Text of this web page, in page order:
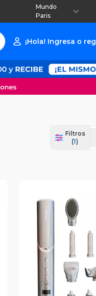
Mundo
Paris
¡Hola! Ingresa o
Filtros
(1)
Vista